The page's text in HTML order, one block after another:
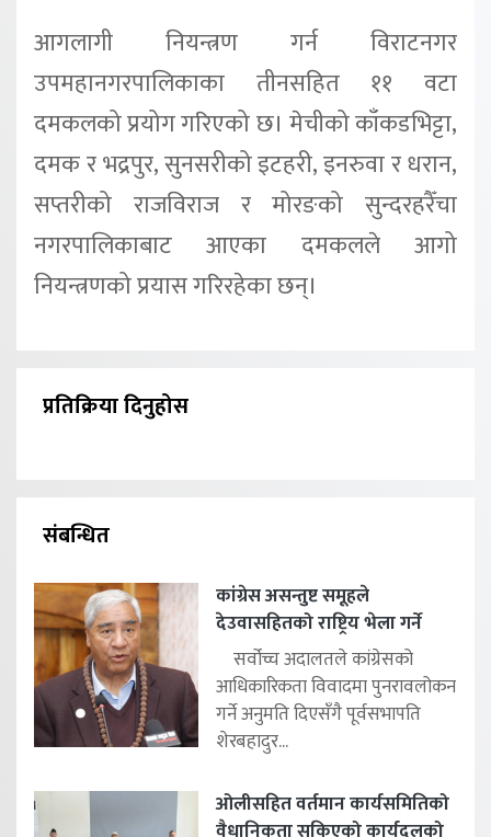
आगलागी नियन्त्रण गर्न विराटनगर
उपमहानगरपालिकाका तीनसहित ११ वटा
दमकलको प्रयोग गरिएको छ। मेचीको काँकडभिट्टा,
दमक र भद्रपुर, सुनसरीको इटहरी, इनरुवा र धरान,
सप्तरीको राजविराज र मोरङको सुन्दरहरैँचा
नगरपालिकाबाट आएका दमकलले आगो
नियन्त्रणको प्रयास गरिरहेका छन्।
प्रतिक्रिया दिनुहोस
संबन्धित
कांग्रेस असन्तुष्ट समूहले
देउवासहितको राष्ट्रिय भेला गर्ने
सर्वोच्च अदालतले कांग्रेसको
आधिकारिकता विवादमा पुनरावलोकन
गर्ने अनुमति दिएसँगै पूर्वसभापति
शेरबहादुर...
ओलीसहित वर्तमान कार्यसमितिको